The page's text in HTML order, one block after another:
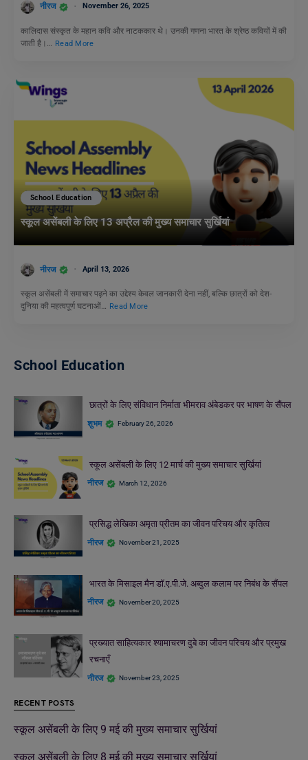
नीरज November 26, 2025
कालिदास संस्कृत के महान कवि और नाटककार थे। उनकी गणना भारत के श्रेष्ठ कवियों में की
जाती है।… Read More
School Education
स्कूल असेंबली के लिए 13 अप्रैल की मुख्य समाचार सुर्खियां
नीरज April 13, 2026
स्कूल असेंबली में समाचार पढ़ने का उद्देश्य केवल जानकारी देना नहीं, बल्कि छात्रों को देश-
दुनिया की महत्वपूर्ण घटनाओं… Read More
School Education
छात्रों के लिए संविधान निर्माता भीमराव अंबेडकर पर भाषण के सैंपल
शुभम February 26, 2026
स्कूल असेंबली के लिए 12 मार्च की मुख्य समाचार सुर्खियां
नीरज March 12, 2026
प्रसिद्ध लेखिका अमृता प्रीतम का जीवन परिचय और कृतित्व
नीरज November 21, 2025
भारत के मिसाइल मैन डॉ.ए.पी.जे. अब्दुल कलाम पर निबंध के सैंपल
नीरज November 20, 2025
प्रख्यात साहित्यकार श्यामाचरण दुबे का जीवन परिचय और प्रमुख
रचनाएँ
नीरज November 23, 2025
RECENT POSTS
स्कूल असेंबली के लिए 9 मई की मुख्य समाचार सुर्खियां
स्कूल असेंबली के लिए 8 मई की मुख्य समाचार सुर्खियां